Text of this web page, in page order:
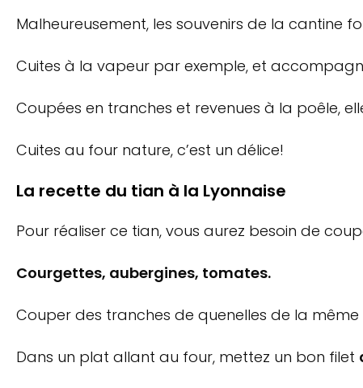
Malheureusement, les souvenirs de la cantine
Cuites à la vapeur par exemple, et
Coupées en tranches et revenues à la poêle,
Cuites au four nature, c’est un délice!
La recette du tian à la Lyonnaise
Pour réaliser ce tian, vous aurez besoin de
Courgettes, aubergines, tomates.
Couper des tranches de quenelles de la
Dans un plat allant au four, mettez un bon filet